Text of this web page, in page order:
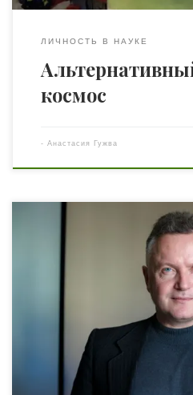
ЛИЧНОСТЬ В НАУКЕ
космос
- Анастасия Гужва
Социетальный дистресс,
и другие последствия
решение Эксперты всего мира
психологические
преодолевать еще не одно
психологическая ассоциация
тренировке своих коучей
расстройствами,
расстройствами,
расстройством и другими